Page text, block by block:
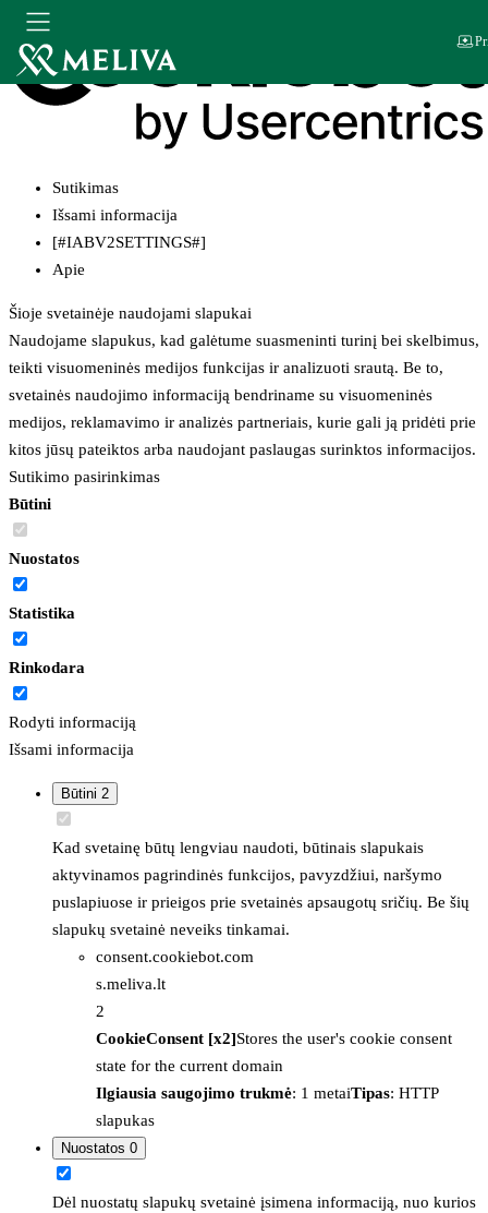
Sutikimas
Išsami informacija
[#IABV2SETTINGS#]
Apie
Šioje svetainėje naudojami slapukai
Naudojame slapukus, kad galėtume suasmeninti turinį bei skelbimus,
teikti visuomeninės medijos funkcijas ir analizuoti srautą. Be to,
svetainės naudojimo informaciją bendriname su visuomeninės
medijos, reklamavimo ir analizės partneriais, kurie gali ją pridėti prie
kitos jūsų pateiktos arba naudojant paslaugas surinktos informacijos.
Sutikimo pasirinkimas
Būtini
Nuostatos
Statistika
Rinkodara
Rodyti informaciją
Išsami informacija
Būtini 2
Kad svetainę būtų lengviau naudoti, būtinais slapukais
aktyvinamos pagrindinės funkcijos, pavyzdžiui, naršymo
puslapiuose ir prieigos prie svetainės apsaugotų sričių. Be šių
slapukų svetainė neveiks tinkamai.
consent.cookiebot.com
s.meliva.lt
2
CookieConsent [x2]Stores the user's cookie consent
state for the current domain
Ilgiausia saugojimo trukmė: 1 metaiTipas: HTTP
slapukas
Nuostatos 0
Dėl nuostatų slapukų svetainė įsimena informaciją, nuo kurios